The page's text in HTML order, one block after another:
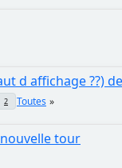
d affichage ??)
2 Toutes
tour